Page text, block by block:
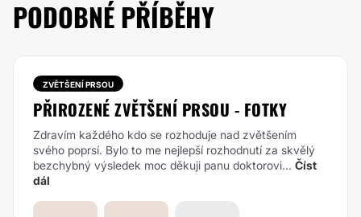
PODOBNÉ PŘÍBĚHY
ZVĚTŠENÍ PRSOU
PŘIROZENÉ ZVĚTŠENÍ PRSOU - FOTKY
Zdravím každého kdo se rozhoduje nad zvětšením
svého poprsí. Bylo to me nejlepší rozhodnutí za skvělý
bezchybný výsledek moc děkuji panu doktorovi... Číst
dál